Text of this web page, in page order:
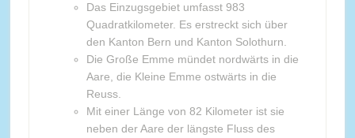
Das Einzugsgebiet umfasst 983
Quadratkilometer. Es erstreckt sich über
den Kanton Bern und Kanton Solothurn.
Die Große Emme mündet nordwärts in die
Aare, die Kleine Emme ostwärts in die
Reuss.
Mit einer Länge von 82 Kilometer ist sie
neben der Aare der längste Fluss des